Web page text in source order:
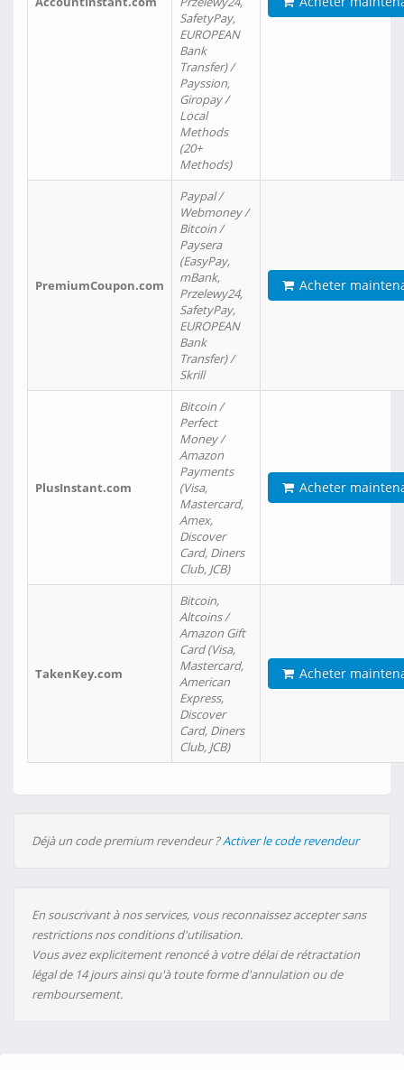
SafetyPay,
EUROPEAN
Bank
Transfer) /
Payssion,
Giropay /
Local
Methods
(20+
Methods)
PremiumCoupon.com
Paypal /
Webmoney /
Bitcoin /
Paysera
(EasyPay,
mBank,
Przelewy24,
SafetyPay,
EUROPEAN
Bank
Transfer) /
Skrill
Acheter
PlusInstant.com
Bitcoin /
Perfect
Money /
Amazon
Payments
(Visa,
Mastercard,
Amex,
Discover
Card, Diners
Club, JCB)
Acheter
TakenKey.com
Bitcoin,
Altcoins /
Amazon Gift
Card (Visa,
Mastercard,
American
Express,
Discover
Card, Diners
Club, JCB)
Acheter
Déjà un code premium revendeur ?Activer le code revendeur
En souscrivant à nos services, vous reconnaissez accepter sans
restrictions nos conditions d'utilisation.
Vous avez explicitement renoncé à votre délai de rétractation
légal de 14 jours ainsi qu'à toute forme d'annulation ou de
remboursement.